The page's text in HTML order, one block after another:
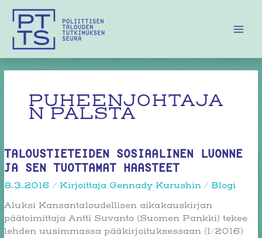
sisältöön
PUHEENJOHTAJA
N PALSTA
TALOUSTIETEIDEN SOSIAALINEN LUONNE
JA SEN TUOTTAMAT HAASTEET
8.3.2016 / Kirjoittaja Gennady Kurushin/ Blogi
Aluksi Kansantaloudellisen aikakauskirjan
päätoimittaja Antti Suvanto (Suomen Pankki) tekee
lehden uusimmassa pääkirjoituksessaan (1/2016)